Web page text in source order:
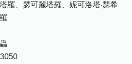
羅、瑟可麗塔羅、妮可洛塔‧瑟希